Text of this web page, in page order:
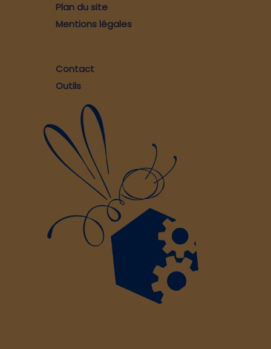
Plan du site
Mentions légales
Contact
Outils